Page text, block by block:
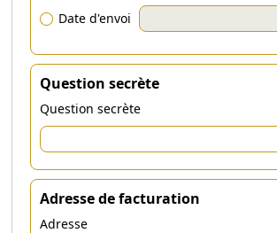
Date d'envoi
Question secrète
Question secrète
Adresse de facturation
Adresse